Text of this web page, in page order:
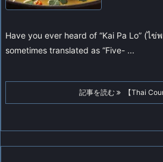
Have you ever heard of “Kai Pa Lo” (ไข่
sometimes translated as “Five- ...
記事を読む 【Thai